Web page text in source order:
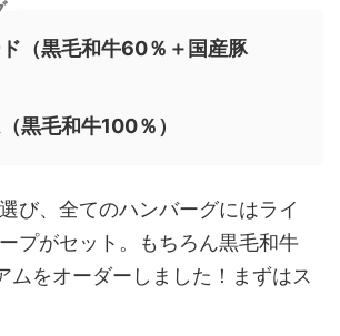
ド（黒毛和牛60％＋国産豚
黒毛和牛100％）
び、全てのハンバーグにはライ
プがセット。もちろん黒毛和牛
ムをオーダーしました！まずはス